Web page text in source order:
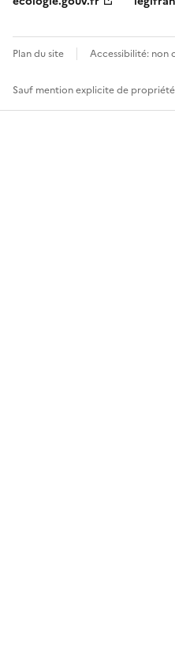
Plan du site Accessibilité: non
Sauf mention explicite de